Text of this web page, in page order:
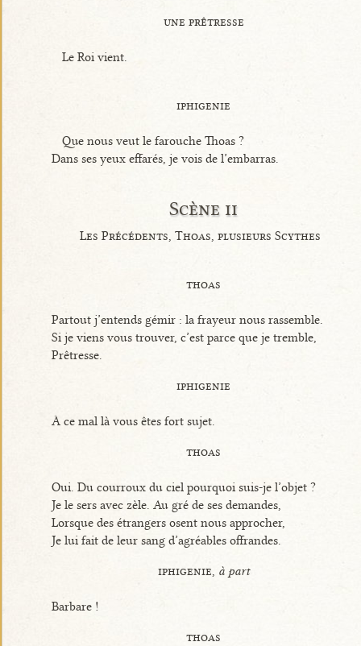
une prêtresse
Le Roi vient.
iphigenie
Que nous veut le farouche Thoas ?
Dans ses yeux effarés, je vois de l’embarras.
Scène ii
Les Précédents, Thoas, plusieurs Scythes
thoas
Partout j’entends gémir : la frayeur nous rassemble.
Si je viens vous trouver, c’est parce que je tremble,
Prêtresse.
iphigenie
À ce mal là vous êtes fort sujet.
thoas
Oui. Du courroux du ciel pourquoi suis-je l’objet ?
Je le sers avec zèle. Au gré de ses demandes,
Lorsque des étrangers osent nous approcher,
Je lui fait de leur sang d’agréables offrandes.
iphigenie, à part
Barbare !
thoas